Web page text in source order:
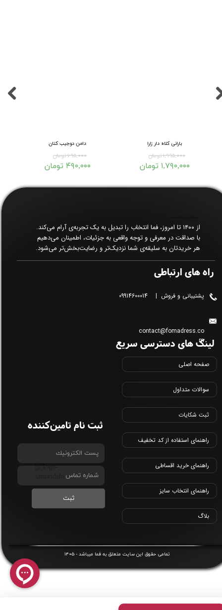
دامن دوجیب کتان
۶۹۵,۰۰۰ تومان
۴۹۰,۰۰۰ تومان
بارانی کلاه دار زارا
۱,۹۹۵,۰۰۰ تومان
۱,۷۹۰,۰۰۰ تومان
​تمامی حقوق این سایت متعلق بهفما میباشد -1405
راه های ارتباطی
پشتیبانی و فروش | 09914600014
contact@fomadress.co
m
لینک های دسترسی سریع
صفحه اصلی
سوالات متداول
ثبت شکایات
راهنمای استفاده از کد تخفیف
راهنمای خرید اقساطی
راهنمای انتخاب سایز
بلاگ
از ۱۴۰۰ تا امروز، فما انتخاب را تبدیل به یک تجربه‌ی آرام می‌کند.
با صداقت در معرفی و توجه واقعی به جزئیات، اطمینان می‌دهیم
هر خریدتان به سلیقه‌ی شما نزدیک‌تر و رضایت‌بخش‌تر می‌شود.
ثبت
ثبت نام تامین‌کننده